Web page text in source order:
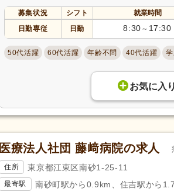
副業可(49)
駅近
バイク通勤可 (5)
募集状況 シフト 就業時間
日勤専従
日勤 8:30 ～ 17:30
50代活躍 60代活躍 年齢不問 40代活躍
お気に入り
医療法人社団 藤﨑病院の求人
住所 東京都江東区南砂1-25-11
最寄駅 南砂町駅から0.9km、住吉駅から